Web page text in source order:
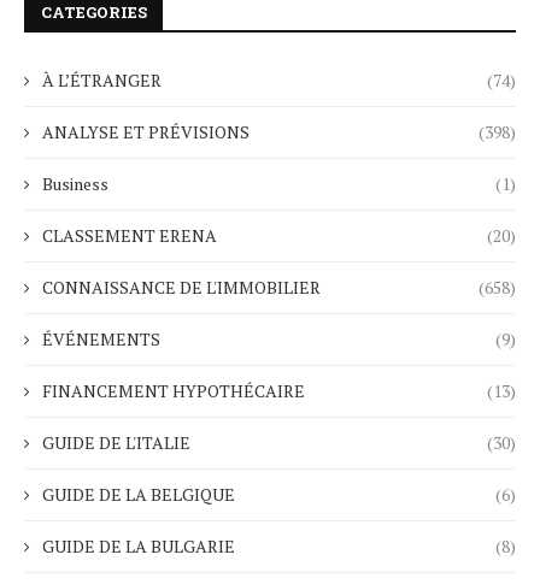
CATEGORIES
À L’ÉTRANGER (74)
ANALYSE ET PRÉVISIONS (398)
Business (1)
CLASSEMENT ERENA (20)
CONNAISSANCE DE L'IMMOBILIER (658)
ÉVÉNEMENTS (9)
FINANCEMENT HYPOTHÉCAIRE (13)
GUIDE DE L'ITALIE (30)
GUIDE DE LA BELGIQUE (6)
GUIDE DE LA BULGARIE (8)